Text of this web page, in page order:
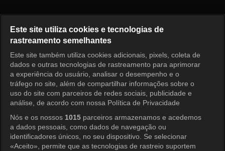
Entrar
Este site utiliza cookies e tecnologias de
rastreamento semelhantes
Este site também utiliza cookies adicionais, pixels, coleta de
dados e outras tecnologias de rastreamento para aprimorar
a experiência do usuário, analisar o desempenho e o
tráfego no site, além de compartilhar informações sobre o
uso do site com parceiros de redes sociais, publicidade e
análise, de acordo com nossa Política de Privacidade
Nós e os nossos 1015 parceiros armazenamos e acedemos
a dados pessoais, como dados de navegação ou
identificadores únicos, no seu dispositivo. Se selecionar
«Aceito», permite que as tecnologias de rastreio suportem